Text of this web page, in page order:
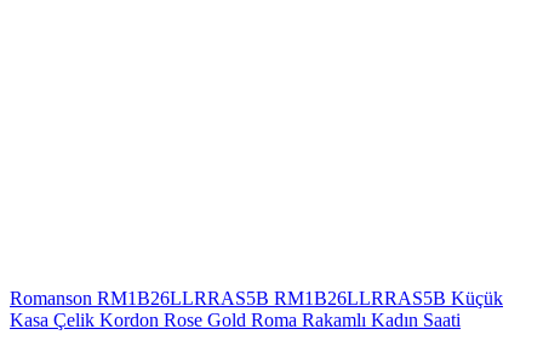
Romanson RM1B26LLRRAS5B RM1B26LLRRAS5B Küçük
Kasa Çelik Kordon Rose Gold Roma Rakamlı Kadın Saati